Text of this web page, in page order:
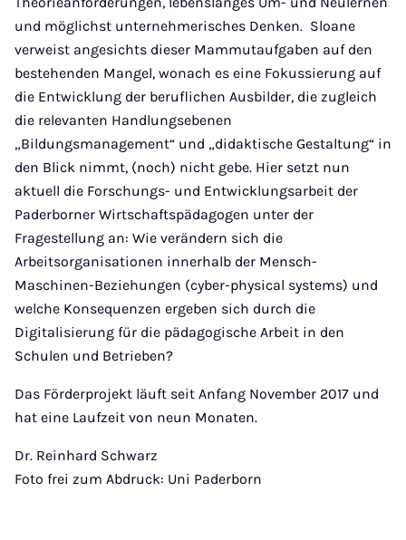
und möglichst unternehmerisches Denken. Sloane
verweist angesichts dieser Mammutaufgaben auf den
bestehenden Mangel, wonach es eine Fokussierung auf
die Entwicklung der beruflichen Ausbilder, die zugleich
die relevanten Handlungsebenen
„Bildungsmanagement“ und „didaktische Gestaltung“ in
den Blick nimmt, (noch) nicht gebe. Hier setzt nun
aktuell die Forschungs- und Entwicklungsarbeit der
Paderborner Wirtschaftspädagogen unter der
Fragestellung an: Wie verändern sich die
Arbeitsorganisationen innerhalb der Mensch-
Maschinen-Beziehungen (cyber-physical systems) und
welche Konsequenzen ergeben sich durch die
Digitalisierung für die pädagogische Arbeit in den
Schulen und Betrieben?
Das Förderprojekt läuft seit Anfang November 2017 und
hat eine Laufzeit von neun Monaten.
Dr. Reinhard Schwarz
Foto frei zum Abdruck: Uni Paderborn